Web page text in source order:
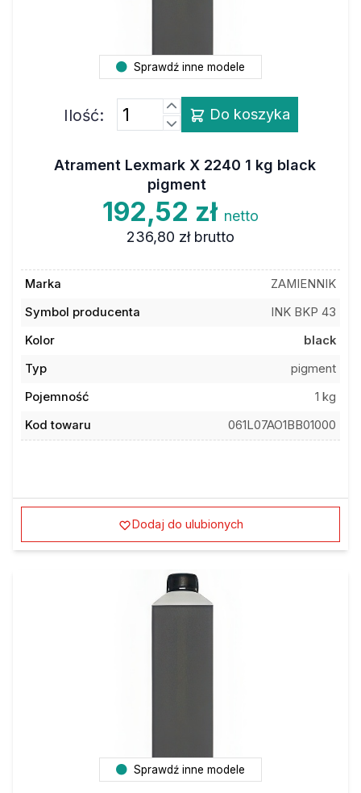
Sprawdź inne modele
Ilość: Do koszyka
Atrament Lexmark X 2240 1 kg black
pigment
192,52 zł netto
236,80 zł brutto
Marka
ZAMIENNIK
Symbol producenta
INK BKP 43
Kolor
black
Typ
pigment
Pojemność
1 kg
Kod towaru
061L07AO1BB01000
Dodaj do ulubionych
Sprawdź inne modele